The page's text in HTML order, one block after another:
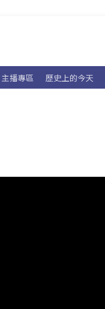
主播專區 歷史上的今天